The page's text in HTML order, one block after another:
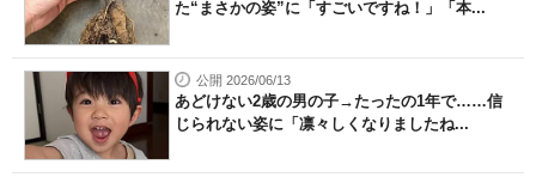
た“まさかの姿”に「すごいですね！」「本...
公開 2026/06/13
あどけない2歳の男の子→たったの1年で……信
じられない姿に「凛々しくなりましたね...